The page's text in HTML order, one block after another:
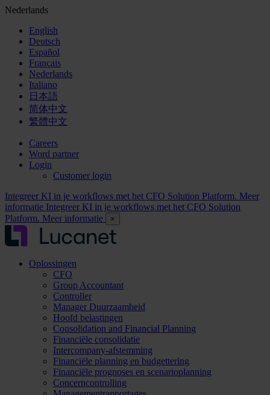
Nederlands
English
Deutsch
Español
Français
Nederlands
Italiano
日本語
简体中文
繁體中文
Careers
Word partner
Login
Customer login
Integreer KI in je workflows met het CFO Solution Platform. Meer
informatie Integreer KI in je workflows met het CFO Solution
Platform. Meer informatie
×
Oplossingen
CFO
Group Accountant
Controller
Manager Duurzaamheid
Hoofd belastingen
Consolidation and Financial Planning
Financiële consolidatie
Intercompany-afstemming
Financiële planning en budgettering
Financiële prognoses en scenarioplanning
Concerncontrolling